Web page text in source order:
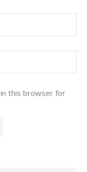
this browser for